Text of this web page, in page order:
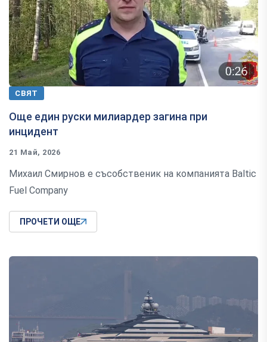
СВЯТ
Още един руски милиардер загина при
инцидент
21 Май, 2026
Михаил Смирнов е съсобственик на компанията Baltic
Fuel Company
ПРОЧЕТИ ОЩЕ